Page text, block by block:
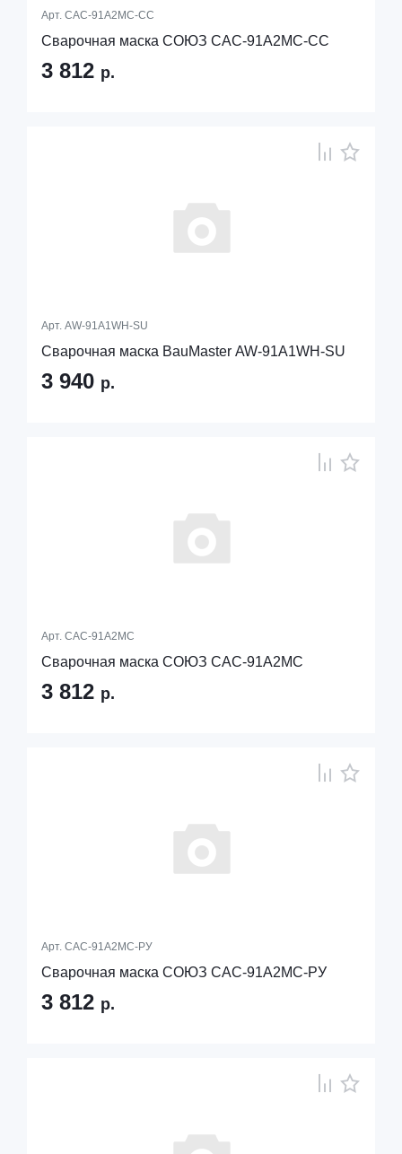
Арт. САС-91А2МС-СС
Сварочная маска СОЮЗ САС-91А2МС-СС
3 812 р.
Арт. AW-91A1WH-SU
Сварочная маска BauMaster AW-91A1WH-SU
3 940 р.
Арт. САС-91А2МС
Сварочная маска СОЮЗ САС-91А2МС
3 812 р.
Арт. САС-91А2МС-РУ
Сварочная маска СОЮЗ САС-91А2МС-РУ
3 812 р.